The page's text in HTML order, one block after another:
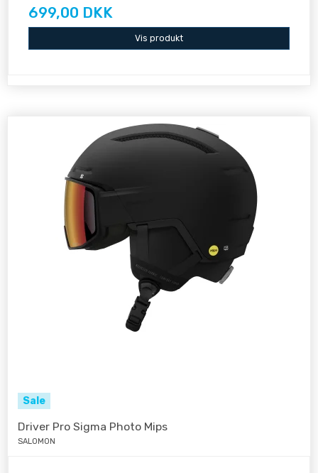
699,00 DKK
Vis produkt
Sale
Driver Pro Sigma Photo Mips
SALOMON